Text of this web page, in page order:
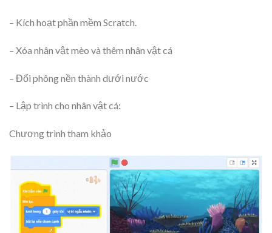
– Kích hoạt phần mềm Scratch.
– Xóa nhân vật mèo và thêm nhân vật cá
– Đổi phông nền thành dưới nước
– Lập trình cho nhân vật cá:
Chương trình tham khảo